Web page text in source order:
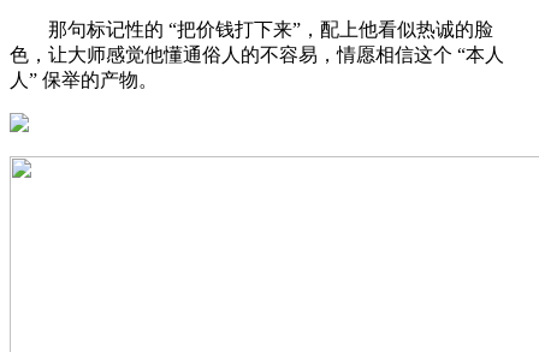
那句标记性的 “把价钱打下来”，配上他看似热诚的脸
色，让大师感觉他懂通俗人的不容易，情愿相信这个 “本人
人” 保举的产物。